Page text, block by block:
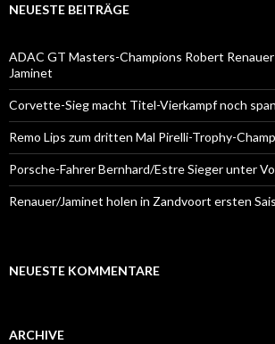
NEUESTE BEITRÄGE
ADAC GT Masters-Champions Robert
Jaminet
Corvette-Sieg macht Titel-Vierkampf noch
Remo Lips zum dritten Mal Pirelli-Trophy-
Porsche-Fahrer Bernhard/Estre Sieger unter
Renauer/Jaminet holen in Zandvoort ersten
NEUESTE KOMMENTARE
ARCHIVE